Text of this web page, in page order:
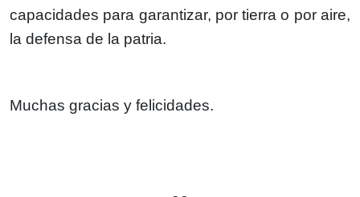
capacidades para garantizar, por tierra o por aire,
la defensa de la patria.
Muchas gracias y felicidades.